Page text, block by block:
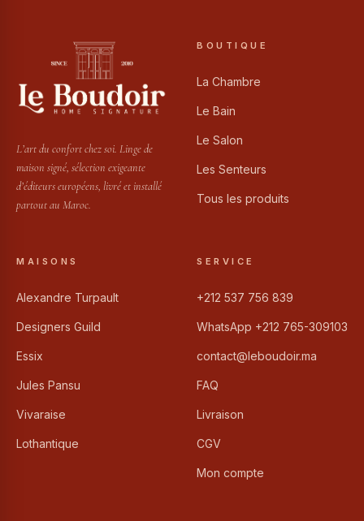
L’art du confort chez soi. Linge de
maison signé, sélection exigeante
d’éditeurs européens, livré et installé
partout au Maroc.
BOUTIQUE
La Chambre
Le Bain
Le Salon
Les Senteurs
Tous les produits
MAISONS
Alexandre Turpault
Designers Guild
Essix
Jules Pansu
Vivaraise
Lothantique
SERVICE
+212 537 756 839
WhatsApp +212 765-309103
contact@leboudoir.ma
FAQ
Livraison
CGV
Mon compte